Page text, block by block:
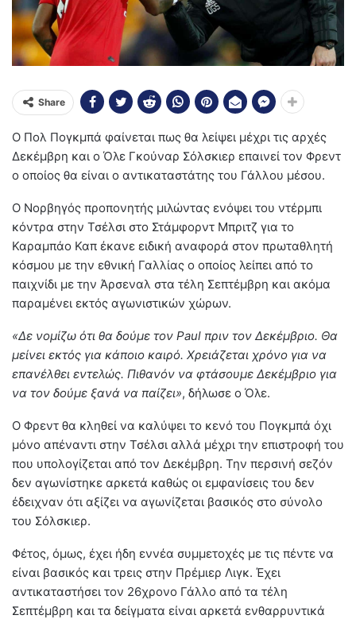
Share
Ο Πολ Πογκμπά φαίνεται πως θα λείψει μέχρι τις αρχές
Δεκέμβρη και ο Όλε Γκούναρ Σόλσκιερ επαινεί τον Φρεντ
ο οποίος θα είναι ο αντικαταστάτης του Γάλλου μέσου.
Ο Νορβηγός προπονητής μιλώντας ενόψει του ντέρμπι
κόντρα στην Τσέλσι στο Στάμφορντ Μπριτζ για το
Καραμπάο Καπ έκανε ειδική αναφορά στον πρωταθλητή
κόσμου με την εθνική Γαλλίας ο οποίος λείπει από το
παιχνίδι με την Άρσεναλ στα τέλη Σεπτέμβρη και ακόμα
παραμένει εκτός αγωνιστικών χώρων.
«Δε νομίζω ότι θα δούμε τον Paul πριν τον Δεκέμβριο. Θα
μείνει εκτός για κάποιο καιρό. Χρειάζεται χρόνο για να
επανέλθει εντελώς. Πιθανόν να φτάσουμε Δεκέμβριο για
να τον δούμε ξανά να παίζει», δήλωσε ο Όλε.
Ο Φρεντ θα κληθεί να καλύψει το κενό του Πογκμπά όχι
μόνο απέναντι στην Τσέλσι αλλά μέχρι την επιστροφή του
που υπολογίζεται από τον Δεκέμβρη. Την περσινή σεζόν
δεν αγωνίστηκε αρκετά καθώς οι εμφανίσεις του δεν
έδειχναν ότι αξίζει να αγωνίζεται βασικός στο σύνολο
του Σόλσκιερ.
Φέτος, όμως, έχει ήδη εννέα συμμετοχές με τις πέντε να
είναι βασικός και τρεις στην Πρέμιερ Λιγκ. Έχει
αντικαταστήσει τον 26χρονο Γάλλο από τα τέλη
Σεπτέμβρη και τα δείγματα είναι αρκετά ενθαρρυντικά